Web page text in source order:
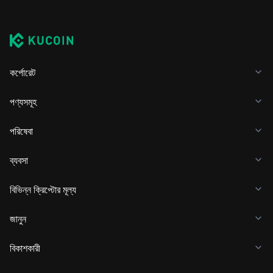
কর্পোরেট
পণ্যসমূহ
পরিষেবা
ব্যবসা
বিভিন্ন ক্রিপ্টোর মূল্য
জানুন
বিকাশকারী